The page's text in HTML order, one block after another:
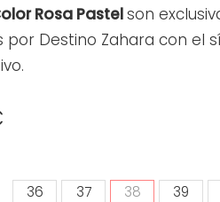
Rosa Pastelson
por Destino Zahara con el
36 37 38 39